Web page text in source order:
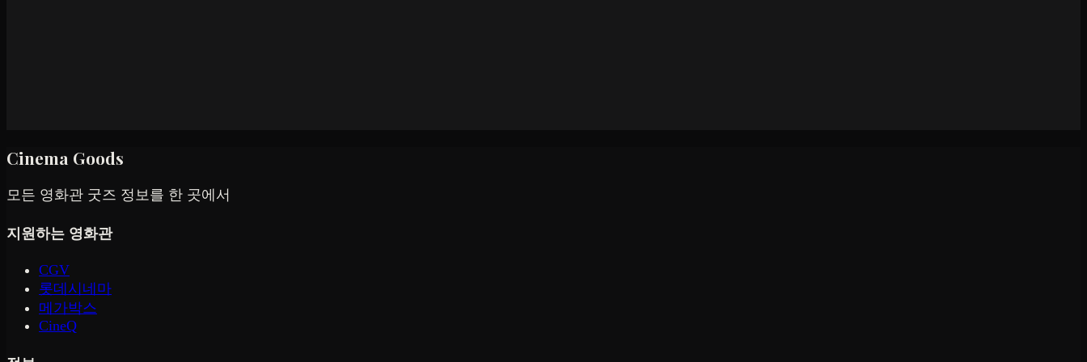
Cinema Goods
모든 영화관 굿즈 정보를 한 곳에서
지원하는 영화관
CGV
롯데시네마
메가박스
CineQ